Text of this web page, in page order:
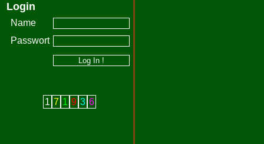
Login
Name
Passwort
1 7 1 9 3 6